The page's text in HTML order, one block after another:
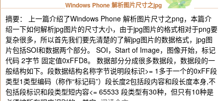
Windows Phone 解析图片尺寸之jpg
摘要： 上一篇介绍了Windows Phone 解析图片尺寸之png，本篇介
绍一下如何解析jpg图片的尺寸大小，由于jpg图片的格式相对于png要
复杂很多，所以首先我们要先清楚的了解jpg图片的数据格式，jpg图
片包括SOI和数据两个部分。 SOI，Start of Image，图像开始，标记
代码 2字节 固定值0xFFD8。 数据部分分成很多数据段，数据段的一
般结构如下。段数据结构名称字节说明段标识>= 1多于一个的0xFF段
类型1类型编码（称作“标记码”）段长度2包括段内容和段长度本身,不
包括段标识和段类型短内容<= 65533 段类型有30种，但只有10种是